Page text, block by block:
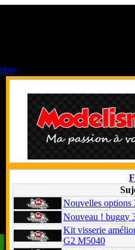
Nouvelle Radio
Nouveau Rogue
Tamiya Peugeot
Radio Konect